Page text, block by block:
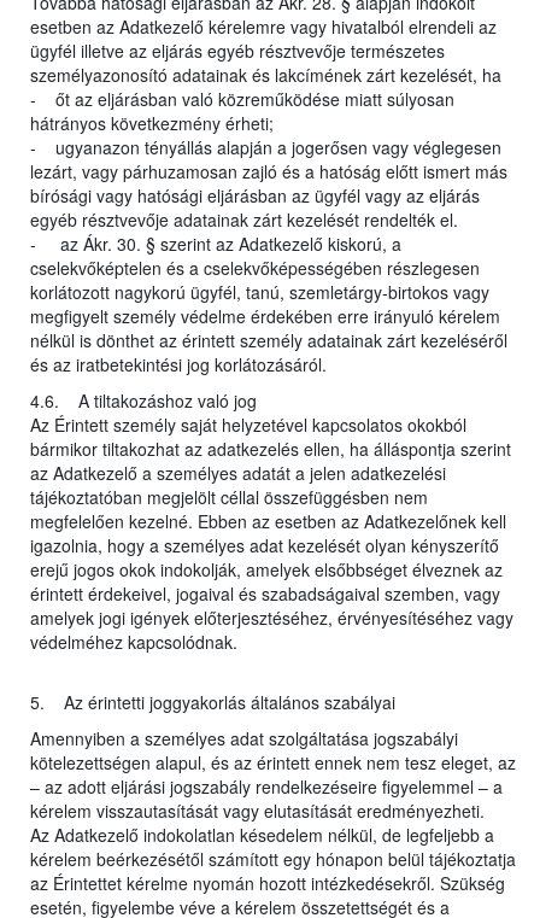
esetben az Adatkezelő kérelemre vagy hivatalból elrendeli az
ügyfél illetve az eljárás egyéb résztvevője természetes
személyazonosító adatainak és lakcímének zárt kezelését, ha
- őt az eljárásban való közreműködése miatt súlyosan
hátrányos következmény érheti;
- ugyanazon tényállás alapján a jogerősen vagy véglegesen
lezárt, vagy párhuzamosan zajló és a hatóság előtt ismert más
bírósági vagy hatósági eljárásban az ügyfél vagy az eljárás
egyéb résztvevője adatainak zárt kezelését rendelték el.
- az Ákr. 30. § szerint az Adatkezelő kiskorú, a
cselekvőképtelen és a cselekvőképességében részlegesen
korlátozott nagykorú ügyfél, tanú, szemletárgy-birtokos vagy
megfigyelt személy védelme érdekében erre irányuló kérelem
nélkül is dönthet az érintett személy adatainak zárt kezeléséről
és az iratbetekintési jog korlátozásáról.
4.6. A tiltakozáshoz való jog
Az Érintett személy saját helyzetével kapcsolatos okokból
bármikor tiltakozhat az adatkezelés ellen, ha álláspontja szerint
az Adatkezelő a személyes adatát a jelen adatkezelési
tájékoztatóban megjelölt céllal összefüggésben nem
megfelelően kezelné. Ebben az esetben az Adatkezelőnek kell
igazolnia, hogy a személyes adat kezelését olyan kényszerítő
erejű jogos okok indokolják, amelyek elsőbbséget élveznek az
érintett érdekeivel, jogaival és szabadságaival szemben, vagy
amelyek jogi igények előterjesztéséhez, érvényesítéséhez vagy
védelméhez kapcsolódnak.
5. Az érintetti joggyakorlás általános szabályai
Amennyiben a személyes adat szolgáltatása jogszabályi
kötelezettségen alapul, és az érintett ennek nem tesz eleget, az
– az adott eljárási jogszabály rendelkezéseire figyelemmel – a
kérelem visszautasítását vagy elutasítását eredményezheti.
Az Adatkezelő indokolatlan késedelem nélkül, de legfeljebb a
kérelem beérkezésétől számított egy hónapon belül tájékoztatja
az Érintettet kérelme nyomán hozott intézkedésekről. Szükség
esetén, figyelembe véve a kérelem összetettségét és a